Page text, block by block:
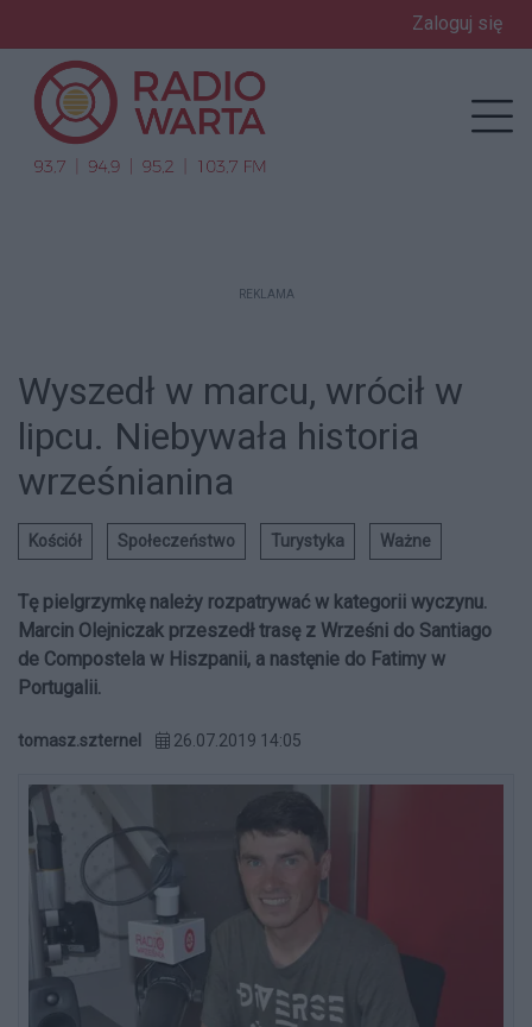
Zaloguj się
REKLAMA
Wyszedł w marcu, wrócił w
lipcu. Niebywała historia
wrześnianina
Kościół Społeczeństwo Turystyka Ważne
Tę pielgrzymkę należy rozpatrywać w kategorii wyczynu.
Marcin Olejniczak przeszedł trasę z Wrześni do Santiago
de Compostela w Hiszpanii, a nastęnie do Fatimy w
Portugalii.
tomasz.szternel 26.07.2019 14:05